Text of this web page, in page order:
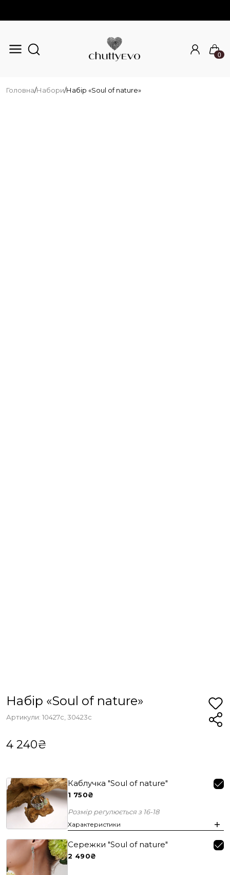
0
Головна/Набори/Набір «Soul of nature»
Набір «Soul of nature»
Артикули: 10427с, 30423с
4 240₴
Каблучка "Soul of nature"
1 750₴
Розмір регулюється з 16-18
Характеристики
Сережки "Soul of nature"
2 490₴